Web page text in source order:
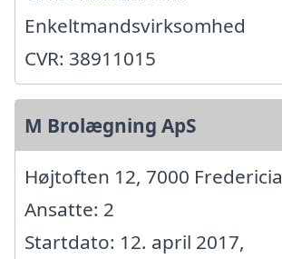
Enkeltmandsvirksomhed
CVR: 38911015
M Brolægning ApS
Højtoften 12, 7000 Fredericia
Ansatte: 2
Startdato: 12. april 2017,